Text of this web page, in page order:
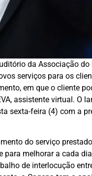
da Associação do
serviços para os
em que o cliente
assistente virtual. O
sexta-feira (4) com a
do serviço
melhorar a cada
de interlocução